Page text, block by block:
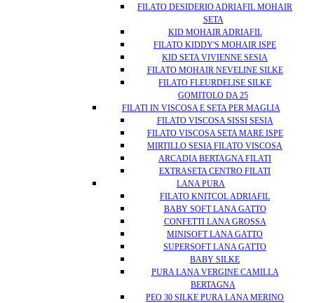
FILATO DESIDERIO ADRIAFIL MOHAIR
SETA
KID MOHAIR ADRIAFIL
FILATO KIDDY'S MOHAIR ISPE
KID SETA VIVIENNE SESIA
FILATO MOHAIR NEVELINE SILKE
FILATO FLEURDELISE SILKE
GOMITOLO DA 25
FILATI IN VISCOSA E SETA PER MAGLIA
FILATO VISCOSA SISSI SESIA
FILATO VISCOSA SETA MARE ISPE
MIRTILLO SESIA FILATO VISCOSA
ARCADIA BERTAGNA FILATI
EXTRASETA CENTRO FILATI
LANA PURA
FILATO KNITCOL ADRIAFIL
BABY SOFT LANA GATTO
CONFETTI LANA GROSSA
MINISOFT LANA GATTO
SUPERSOFT LANA GATTO
BABY SILKE
PURA LANA VERGINE CAMILLA
BERTAGNA
PEO 30 SILKE PURA LANA MERINO